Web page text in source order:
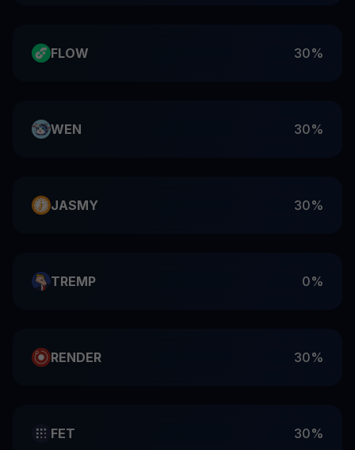
FLOW 30%
WEN 30%
JASMY 30%
TREMP 0%
RENDER 30%
FET 30%